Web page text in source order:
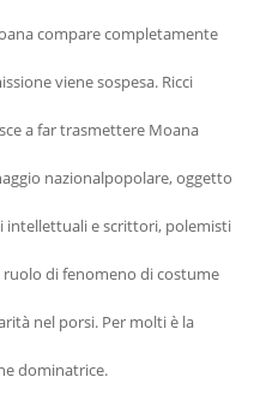
compare completamente
viene sospesa. Ricci
a far trasmettere Moana
nazionalpopolare, oggetto
intellettuali e scrittori, polemisti
di fenomeno di costume
nel porsi. Per molti è la
dominatrice.